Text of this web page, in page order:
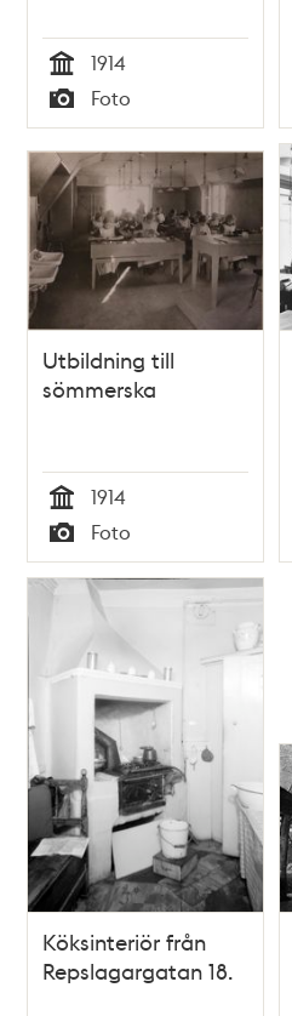
Tid
1914
Typ
Foto
Utbildning till
sömmerska
Tid
1914
Typ
Foto
Köksinteriör från
Repslagargatan 18.